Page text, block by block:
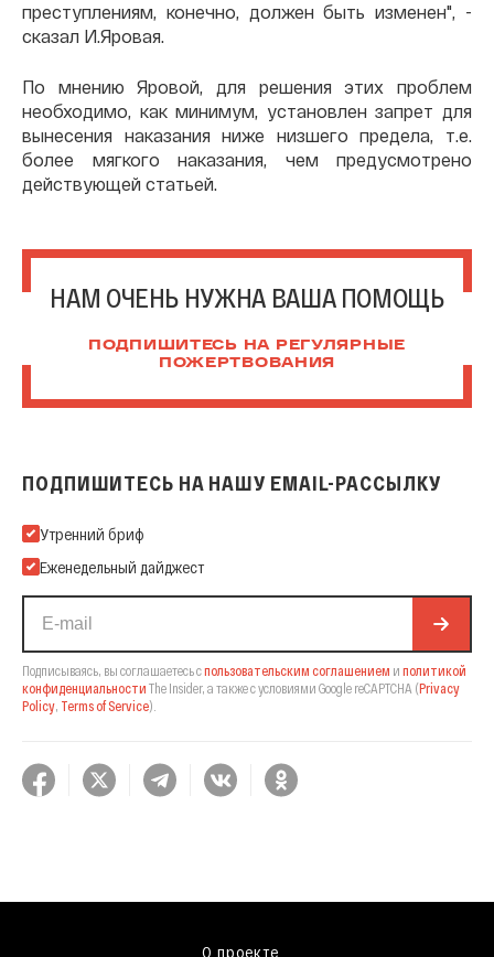
преступлениям, конечно, должен быть изменен", -
сказал И.Яровая.
По мнению Яровой, для решения этих проблем
необходимо, как минимум, установлен запрет для
вынесения наказания ниже низшего предела, т.е.
более мягкого наказания, чем предусмотрено
действующей статьей.
НАМ ОЧЕНЬ НУЖНА ВАША ПОМОЩЬ
ПОДПИШИТЕСЬ НА РЕГУЛЯРНЫЕ
ПОЖЕРТВОВАНИЯ
ПОДПИШИТЕСЬ НА НАШУ EMAIL-РАССЫЛКУ
Подпишитесь на нашу Email-рассылку
Утренний бриф
Еженедельный дайджест
Подписываясь, вы соглашаетесь спользовательским соглашением и политикой
конфиденциальности The Insider, а также с условиями Google reCAPTCHA (Privacy
Policy, Terms of Service).
О проекте